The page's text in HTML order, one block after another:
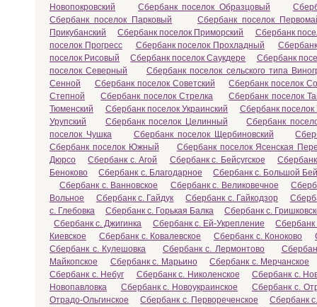
Новопокровский
Сбербанк поселок Образцовый
Сбербанк поселок Парковый
Сбербанк поселок
Прикубанский
Сбербанк поселок Приморский
Сбербанк
поселок Прогресс
Сбербанк поселок Прохладный
поселок Рисовый
Сбербанк поселок Саукдере
Сбербанк
поселок Северный
Сбербанк поселок сельского типа
Сенной
Сбербанк поселок Советский
Сбербанк поселок
Степной
Сбербанк поселок Стрелка
Сбербанк поселок
Тюменский
Сбербанк поселок Украинский
Сбербанк поселок
Урупский
Сбербанк поселок Целинный
Сбербанк
поселок Чушка
Сбербанк поселок Щербиновский
Сбербанк поселок Южный
Сбербанк поселок Ясенская
Дюрсо
Сбербанк с. Агой Сбербанк с. Бейсугское
Беноково
Сбербанк с. Благодарное
Сбербанк с. Большой
Сбербанк с. Ванновское
Сбербанк с. Великовечное
Вольное
Сбербанк с. Гайдук Сбербанк с. Гайкодзор
с. Глебовка
Сбербанк с. Горькая Балка
Сбербанк с.
Сбербанк с. Джигинка
Сбербанк с. Ей-Укрепление
Сбербанк
Киевское
Сбербанк с. Ковалевское Сбербанк с. Коноково
Сбербанк с. Кулешовка
Сбербанк с. Лермонтово
Майкопское
Сбербанк с. Марьино
Сбербанк с. Мерчанское
Сбербанк с. Небуг
Сбербанк с. Николенское
Сбербанк с.
Новопавловка
Сбербанк с. Новоукраинское
Сбербанк с.
Отрадо-Ольгинское
Сбербанк с. Первореченское
Сбербанк